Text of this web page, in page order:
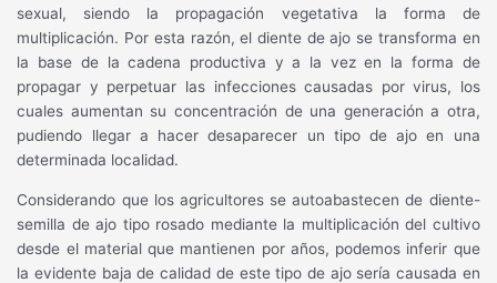
sexual, siendo la propagación vegetativa la forma de
multiplicación. Por esta razón, el diente de ajo se transforma en
la base de la cadena productiva y a la vez en la forma de
propagar y perpetuar las infecciones causadas por virus, los
cuales aumentan su concentración de una generación a otra,
pudiendo llegar a hacer desaparecer un tipo de ajo en una
determinada localidad.
Considerando que los agricultores se autoabastecen de diente-
semilla de ajo tipo rosado mediante la multiplicación del cultivo
desde el material que mantienen por años, podemos inferir que
la evidente baja de calidad de este tipo de ajo sería causada en